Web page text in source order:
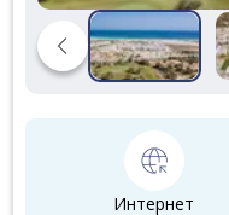
Интернет